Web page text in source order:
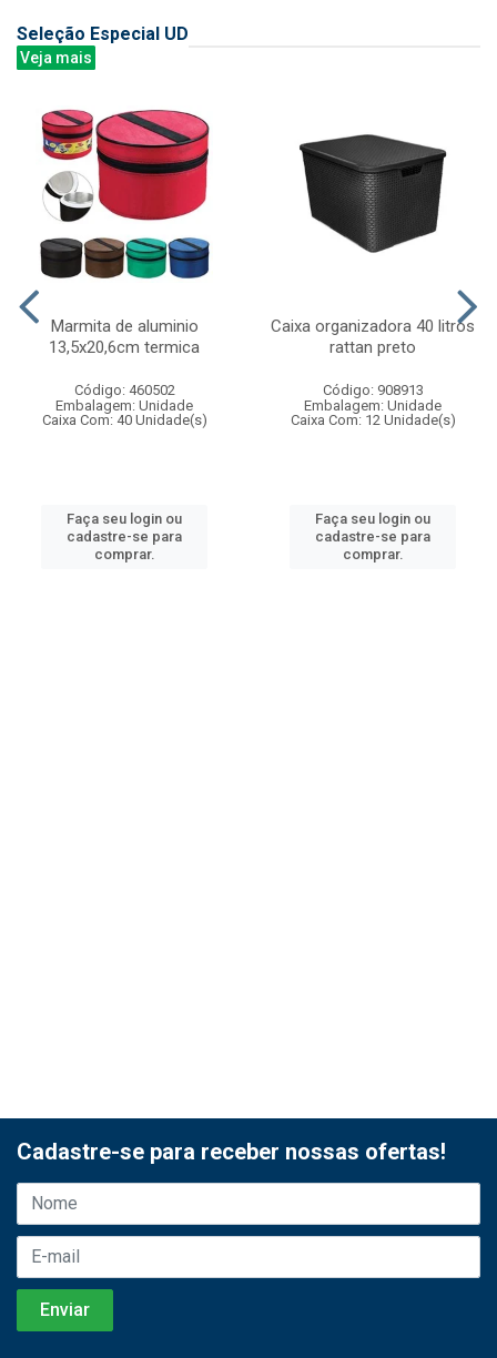
Seleção Especial UD
Veja mais
Marmita de aluminio
13,5x20,6cm termica
Código: 460502
Embalagem: Unidade
Caixa Com: 40 Unidade(s)
Faça seu login ou
cadastre-se para
comprar.
Caixa organizadora 40 litros
rattan preto
Código: 908913
Embalagem: Unidade
Caixa Com: 12 Unidade(s)
Faça seu login ou
cadastre-se para
comprar.
Cadastre-se para receber nossas ofertas!